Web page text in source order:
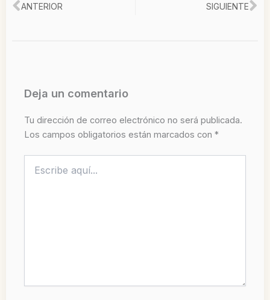
Ant
ANTERIOR SIGUIENTE
Deja un comentario
Tu dirección de correo electrónico no será publicada.
Los campos obligatorios están marcados con *
aquí...